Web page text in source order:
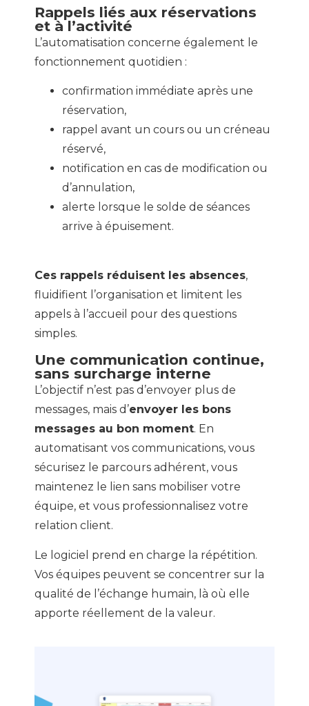
Rappels liés aux réservations
et à l’activité
L’automatisation concerne également le
fonctionnement quotidien :
confirmation immédiate après une
réservation,
rappel avant un cours ou un créneau
réservé,
notification en cas de modification ou
d’annulation,
alerte lorsque le solde de séances
arrive à épuisement.
Ces rappels réduisent les absences,
fluidifient l’organisation et limitent les
appels à l’accueil pour des questions
simples.
Une communication continue,
sans surcharge interne
L’objectif n’est pas d’envoyer plus de
messages, mais d’envoyer les bons
messages au bon moment. En
automatisant vos communications, vous
sécurisez le parcours adhérent, vous
maintenez le lien sans mobiliser votre
équipe, et vous professionnalisez votre
relation client.
Le logiciel prend en charge la répétition.
Vos équipes peuvent se concentrer sur la
qualité de l’échange humain, là où elle
apporte réellement de la valeur.